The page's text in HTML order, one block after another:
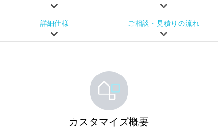
詳細仕様 ご相談・見積りの流れ
カスタマイズ概要